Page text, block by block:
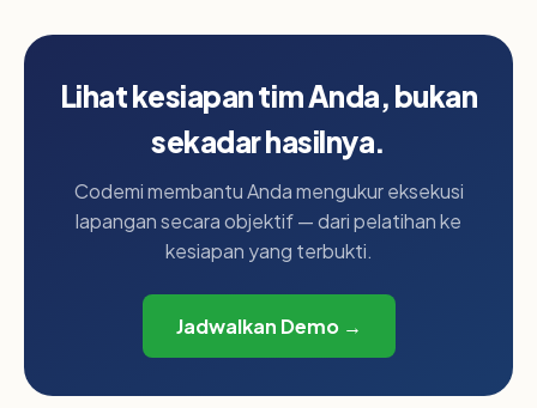
Lihat kesiapan tim Anda, bukan
sekadar hasilnya.
Codemi membantu Anda mengukur eksekusi
lapangan secara objektif — dari pelatihan ke
kesiapan yang terbukti.
Jadwalkan Demo →